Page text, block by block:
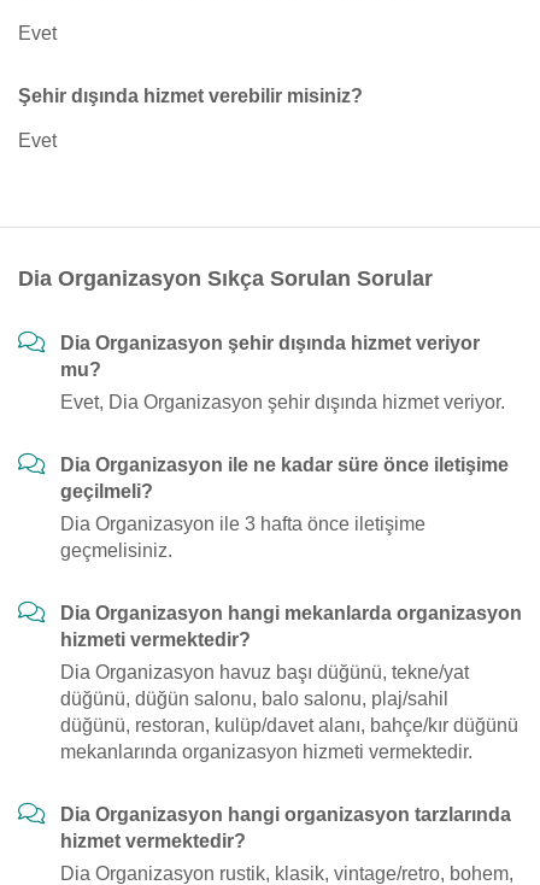
Evet
Şehir dışında hizmet verebilir misiniz?
Evet
Dia Organizasyon Sıkça Sorulan Sorular
Dia Organizasyon şehir dışında hizmet veriyor
mu?
Evet, Dia Organizasyon şehir dışında hizmet veriyor.
Dia Organizasyon ile ne kadar süre önce iletişime
geçilmeli?
Dia Organizasyon ile 3 hafta önce iletişime
geçmelisiniz.
Dia Organizasyon hangi mekanlarda organizasyon
hizmeti vermektedir?
Dia Organizasyon havuz başı düğünü, tekne/yat
düğünü, düğün salonu, balo salonu, plaj/sahil
düğünü, restoran, kulüp/davet alanı, bahçe/kır düğünü
mekanlarında organizasyon hizmeti vermektedir.
Dia Organizasyon hangi organizasyon tarzlarında
hizmet vermektedir?
Dia Organizasyon rustik, klasik, vintage/retro, bohem,